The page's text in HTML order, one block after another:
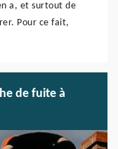
a, et surtout de
Pour ce fait,
de fuite à